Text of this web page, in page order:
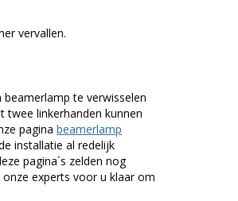
vervallen.
te verwisselen
twee linkerhanden kunnen
pagina beamerlamp
installatie al redelijk
pagina´s zelden nog
experts voor u klaar om